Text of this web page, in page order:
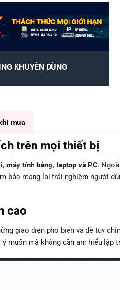
KHUYÊN DÙNG
mua
trên mọi thiết bị
máy tính bảng, laptop và PC.
bảo mang lại trải nghiệm người
cao
giao diện phổ biến và dễ tùy
muốn mà không cần am hiểu lập